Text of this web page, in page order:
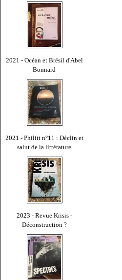
2021 - Océan et Brésil d'Abel
Bonnard
2021 - Philitt n°11 : Déclin et
salut de la littérature
2023 - Revue Krisis -
Déconstruction ?